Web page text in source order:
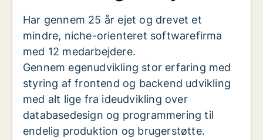
Har gennem 25 år ejet og drevet et
mindre, niche-orienteret softwarefirma
med 12 medarbejdere.
Gennem egenudvikling stor erfaring med
styring af frontend og backend udvikling
med alt lige fra ideudvikling over
databasedesign og programmering til
endelig produktion og brugerstøtte.